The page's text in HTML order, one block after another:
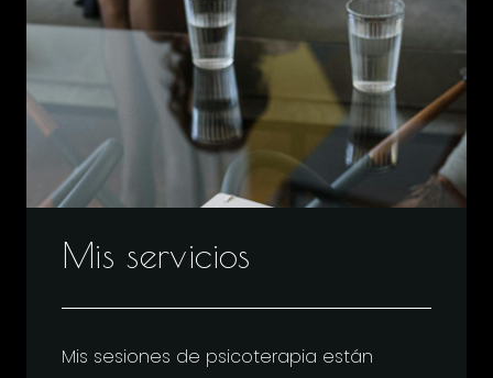
Mis servicios
Mis sesiones de psicoterapia están